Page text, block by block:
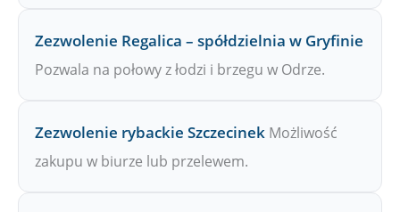
Zezwolenie Regalica – spółdzielnia w Gryfinie
Pozwala na połowy z łodzi i brzegu w Odrze.
Zezwolenie rybackie Szczecinek Możliwość
zakupu w biurze lub przelewem.